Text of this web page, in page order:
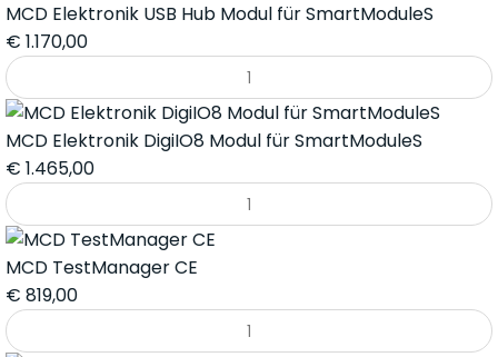
MCD Elektronik USB Hub Modul für SmartModuleS
€ 1.170,00
MCD Elektronik DigiIO8 Modul für SmartModuleS
€ 1.465,00
MCD TestManager CE
€ 819,00